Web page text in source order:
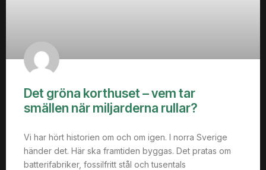
Det gröna korthuset – vem tar
smällen när miljarderna rullar?
Vi har hört historien om och om igen. I norra Sverige
händer det. Här ska framtiden byggas. Det pratas om
batterifabriker, fossilfritt stål och tusentals